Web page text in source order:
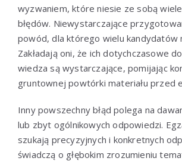
wyzwaniem, które niesie ze sobą wiele
błędów. Niewystarczające
powód, dla którego wielu kandydatów
Zakładają oni, że ich dotychczasowe
wiedza są wystarczające, pomijając
gruntownej powtórki materiału przed
Inny powszechny błąd polega na
lub zbyt ogólnikowych odpowiedzi.
szukają precyzyjnych i konkretnych
świadczą o głębokim zrozumieniu